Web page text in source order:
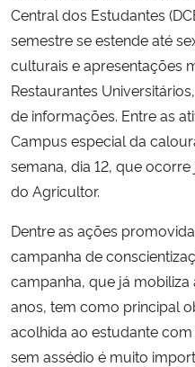
Secretaria-Geral
Secretaria de Governo
Gabinete de Segurança Institucional
Advocacia-Geral da União
Planalto
Central dos Estudantes
semestre se estende até
culturais e apresentações
Restaurantes
de informações. Entre as
Campus especial da
semana, dia 12, que
do Agricultor.
Dentre as ações
campanha de
campanha, que já mobiliza
anos, tem como principal
acolhida ao estudante
sem assédio é muito